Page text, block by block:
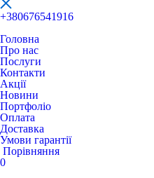
+380676541916
Головна
Про нас
Послуги
Контакти
Акції
Новини
Портфоліо
Оплата
Доставка
Умови гарантії
Порівняння
0